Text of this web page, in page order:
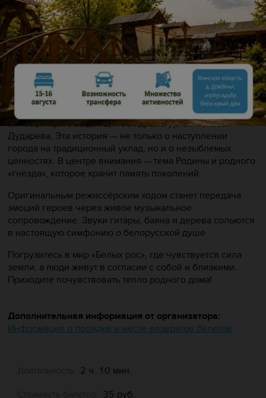
В 2024 году спектакль стал лауреатом
Республиканского фестиваля национальной
драматургии имени В.И. Дунина-Марцинкевича в
номинации «Лучшая режиссура».
«Белые росы»: Дом, который хранит в себе душу,
память поколений и любовь
Спектакль-читка «Белые росы» поставлен по
киносценарию выдающегося драматурга Алексея
Дударева. Эта история — не только о наступлении
города на традиционный уклад, но и о незыблемых
ценностях. В центре внимания — тема Родины и родного
«гнезда», которое хранит память поколений.
Оригинальным режиссёрским ходом станет передача
эмоций героев через живое музыкальное
сопровождение. Звуки гитары, баяна и дерева сольются
в настоящую симфонию о белорусской душе
Погрузитесь в мир «Белых рос», где чувствуется сила
земли, а люди живут в согласии с собой и близкими.
Приходите почувствовать тепло родного дома!
Дополнительная информация от организатора:
Информация о порядке и месте возвратов билетов
2 ч. 10 мин.
35 руб.